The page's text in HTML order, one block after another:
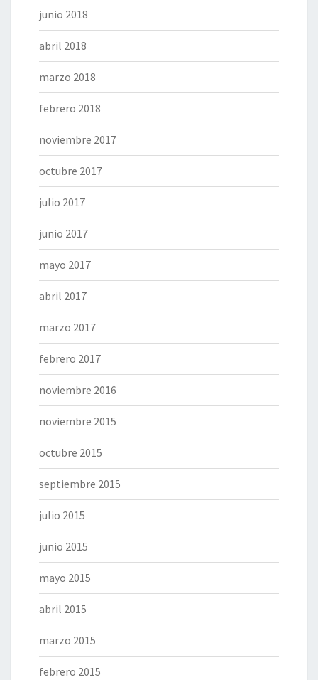
junio 2018
abril 2018
marzo 2018
febrero 2018
noviembre 2017
octubre 2017
julio 2017
junio 2017
mayo 2017
abril 2017
marzo 2017
febrero 2017
noviembre 2016
noviembre 2015
octubre 2015
septiembre 2015
julio 2015
junio 2015
mayo 2015
abril 2015
marzo 2015
febrero 2015